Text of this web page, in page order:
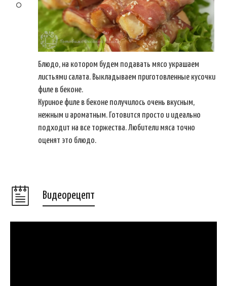
Блюдо, на котором будем подавать мясо украшаем
листьями салата. Выкладываем приготовленные кусочки
филе в беконе.
Куриное филе в беконе получилось очень вкусным,
нежным и ароматным. Готовится просто и идеально
подходит на все торжества. Любители мяса точно
оценят это блюдо.
Видеорецепт